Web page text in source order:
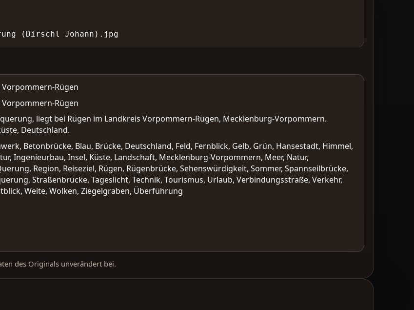
(Dirschl Johann).jpg
Rügen
Rügen
liegt bei Rügen im Landkreis Vorpommern-Rügen, Mecklenburg-Vorpommern.
Deutschland.
Betonbrücke, Blau, Brücke, Deutschland, Feld, Fernblick, Gelb, Grün, Hansestadt, Himmel,
Ingenieurbau, Insel, Küste, Landschaft, Mecklenburg-Vorpommern, Meer, Natur,
Region, Reiseziel, Rügen, Rügenbrücke, Sehenswürdigkeit, Sommer, Spannseilbrücke,
Straßenbrücke, Tageslicht, Technik, Tourismus, Urlaub, Verbindungsstraße, Verkehr,
Weite, Wolken, Ziegelgraben, Überführung
des Originals unverändert bei.